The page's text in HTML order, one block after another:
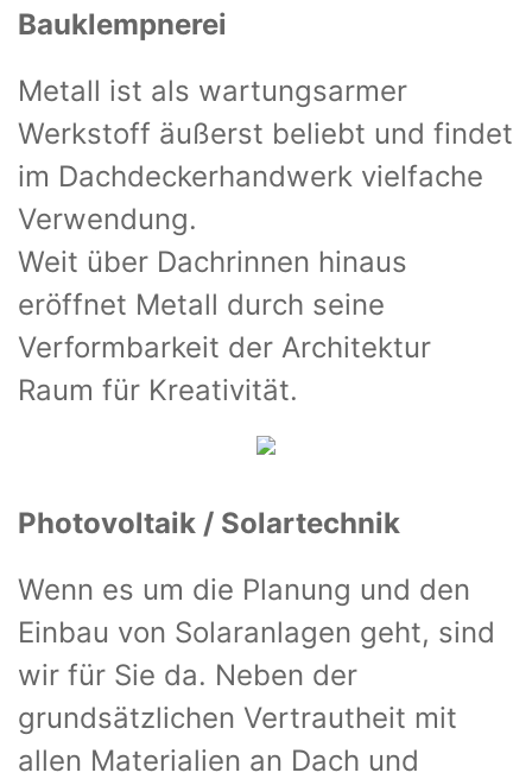
Bauklempnerei
Metall ist als wartungsarmer
Werkstoff äußerst beliebt und findet
im Dachdeckerhandwerk vielfache
Verwendung.
Weit über Dachrinnen hinaus
eröffnet Metall durch seine
Verformbarkeit der Architektur
Raum für Kreativität.
Photovoltaik / Solartechnik
Wenn es um die Planung und den
Einbau von Solaranlagen geht, sind
wir für Sie da. Neben der
grundsätzlichen Vertrautheit mit
allen Materialien an Dach und